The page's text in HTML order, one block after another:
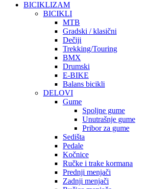
BICIKLIZAM
BICIKLI
MTB
Gradski / klasični
Dečiji
Trekking/Touring
BMX
Drumski
E-BIKE
Balans bicikli
DELOVI
Gume
Spoljne gume
Unutrašnje gume
Pribor za gume
Sedišta
Pedale
Kočnice
Ručke i trake kormana
Prednji menjači
Zadnji menjači